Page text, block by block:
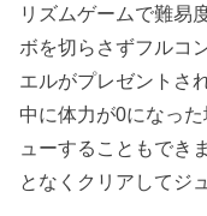
リズムゲームで難易
ボを切らさずフルコ
エルがプレゼントさ
中に体力が0になっ
ューすることもでき
となくクリアしてジ